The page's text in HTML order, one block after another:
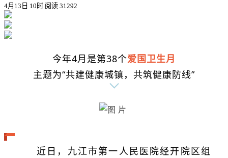
4月13日 10时 阅读 31292
今年4月是第38个爱国卫生月
主题为“共建健康城镇，共筑健康防线”
近日，九江市第一人民医院经开院区组